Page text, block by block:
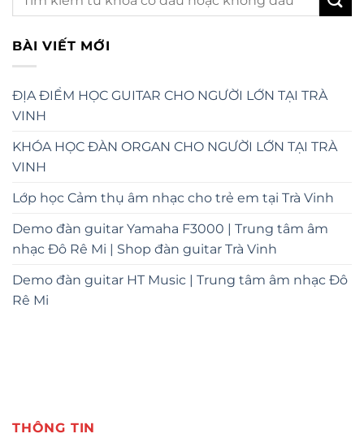
BÀI VIẾT MỚI
ĐỊA ĐIỂM HỌC GUITAR CHO NGƯỜI LỚN TẠI TRÀ
VINH
KHÓA HỌC ĐÀN ORGAN CHO NGƯỜI LỚN TẠI TRÀ
VINH
Lớp học Cảm thụ âm nhạc cho trẻ em tại Trà Vinh
Demo đàn guitar Yamaha F3000 | Trung tâm âm
nhạc Đô Rê Mi | Shop đàn guitar Trà Vinh
Demo đàn guitar HT Music | Trung tâm âm nhạc Đô
Rê Mi
THÔNG TIN